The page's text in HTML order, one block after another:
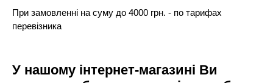
При замовленні на суму до 4000 грн. - по тарифах
перевізника
У нашому інтернет-магазині Ви